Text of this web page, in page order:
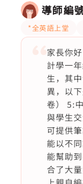
導師編
*全英語上堂
家長你
計學一
生，其
異，以
卷） 5:
與學生
可提供
能以不
能幫助
合了大